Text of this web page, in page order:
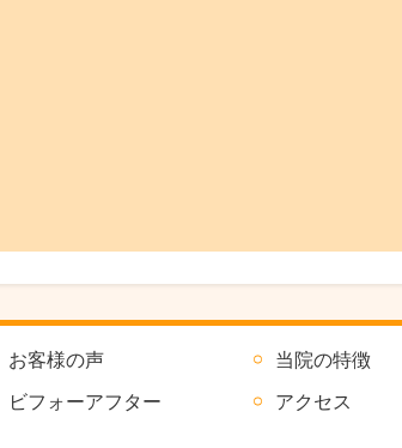
お客様の声 当院の特徴
ビフォーアフター アクセス